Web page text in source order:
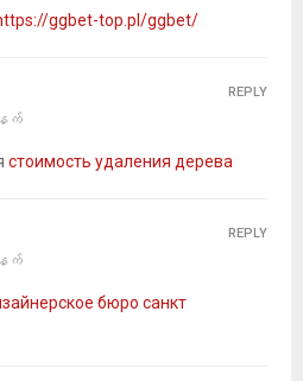
ggbet-top.pl/ggbet/
နက်
стоимость удаления дерева
REPLY
နက်
бюро санкт
REPLY